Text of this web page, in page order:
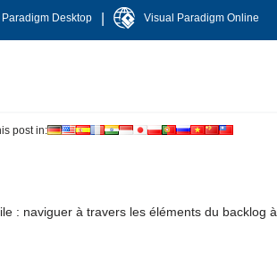
Desktop Visual Paradigm Online
post in:
: naviguer à travers les éléments du backlog à